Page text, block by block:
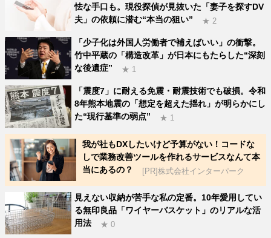
怯な手口も。現役探偵が見抜いた「妻子を探すDV
夫」の依頼に潜む“本当の狙い”
★ 2
「少子化は外国人労働者で補えばいい」の衝撃。
竹中平蔵の「構造改革」が日本にもたらした“深刻
な後遺症”
★ 1
「震度7」に耐える免震・耐震技術でも破損。令和
8年熊本地震の「想定を超えた揺れ」が明らかにし
た“現行基準の弱点”
★ 1
我が社もDXしたいけど予算がない！コードな
しで業務改善ツールを作れるサービスなんて本
当にあるの？
[PR]株式会社インターパーク
見えない収納が苦手な私の定番。10年愛用してい
る無印良品「ワイヤーバスケット」のリアルな活
用法
★ 0